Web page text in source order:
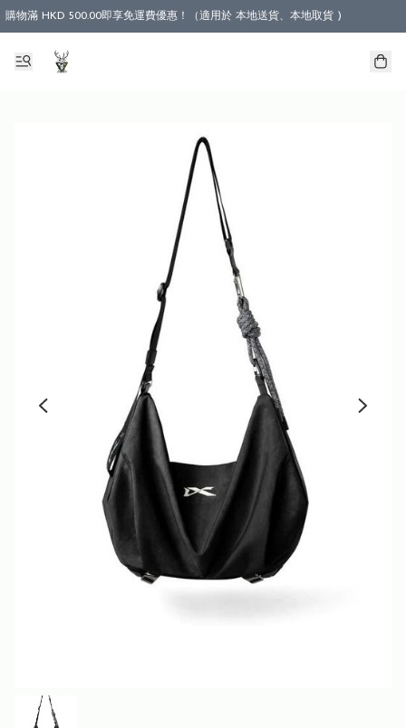
購物滿 HKD 500.00即享免運費優惠！（適用於 本地送貨、本地取貨 )